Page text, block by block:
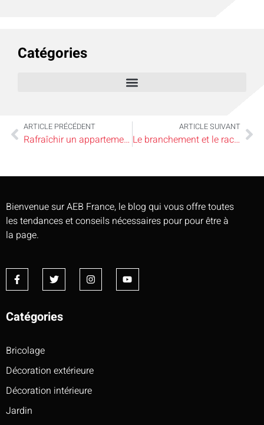
Catégories
ARTICLE PRÉCÉDENT
Rafraîchir un appartement avec une climatisation
ARTICLE SUIVANT
Le branchement et le raccordement d’un rideau métallique
Bienvenue sur AEB France, le blog qui vous offre toutes
les tendances et conseils nécessaires pour pour être à
la page.
Catégories
Bricolage
Décoration extérieure
Décoration intérieure
Jardin